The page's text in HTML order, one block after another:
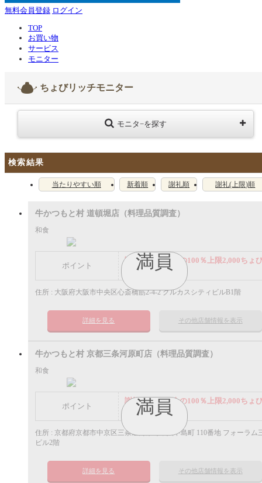
無料会員登録 ログイン
TOP
お買い物
サービス
モニター
ちょびリッチモニター
モニタ−を探す
検索結果
当たりやすい順 新着順 謝礼順 謝礼(上限)順
満員
牛かつもと村 道頓堀店（料理品質調査）
和食
ポイント
謝礼： 飲食代金の100％上限2,000ちょ
ポイント
住所 : 大阪府大阪市中央区心斎橋筋2-4-2 グルカスシティビルB1階
詳細を見る その他店舗情報を表示
満員
牛かつもと村 京都三条河原町店（料理品質調査）
和食
ポイント
謝礼： 飲食代金の100％上限2,000ちょ
ポイント
住所 : 京都府京都市中京区三条通河原町東入中島町 110番地 フォーラム
ビル2階
詳細を見る その他店舗情報を表示